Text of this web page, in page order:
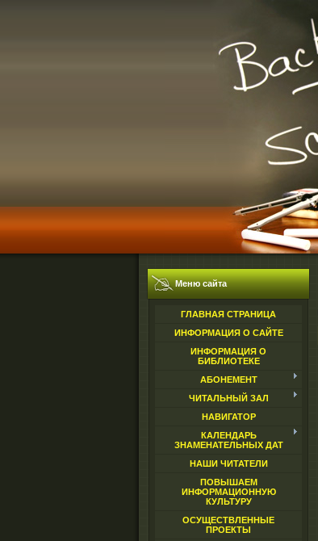
Меню сайта
ГЛАВНАЯ СТРАНИЦА
ИНФОРМАЦИЯ О САЙТЕ
ИНФОРМАЦИЯ О
БИБЛИОТЕКЕ
АБОНЕМЕНТ
ЧИТАЛЬНЫЙ ЗАЛ
НАВИГАТОР
КАЛЕНДАРЬ
ЗНАМЕНАТЕЛЬНЫХ ДАТ
НАШИ ЧИТАТЕЛИ
ПОВЫШАЕМ
ИНФОРМАЦИОННУЮ
КУЛЬТУРУ
ОСУЩЕСТВЛЕННЫЕ
ПРОЕКТЫ